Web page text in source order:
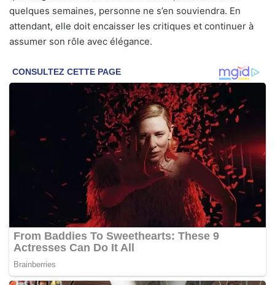
quelques semaines, personne ne s’en souviendra. En
attendant, elle doit encaisser les critiques et continuer à
assumer son rôle avec élégance.